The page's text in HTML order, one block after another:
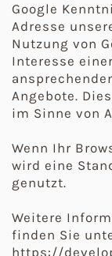
Google
Adresse
Nutzung von
Interesse
Angebote.
im Sinne von
Wenn Ihr
wird eine
genutzt.
Weitere
finden Sie
https://